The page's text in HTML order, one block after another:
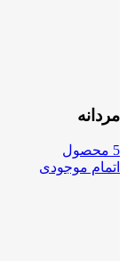
مردانه
5 محصول
اتمام موجودی